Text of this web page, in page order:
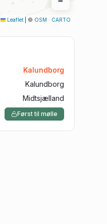
Vejle
Leaflet © OSM · CARTO
Kalundborg
Kalundborg
Midtsjælland
Først til mølle